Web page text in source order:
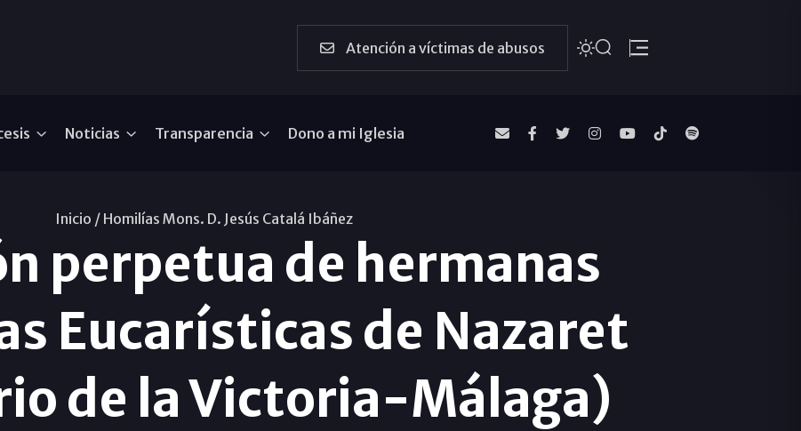
Atención a víctimas de abusos
Noticias Transparencia Dono a mi Iglesia
Inicio / Homilías Mons. D. Jesús Catalá Ibáñez
perpetua de hermanas
Eucarísticas de Nazaret
de la Victoria-Málaga)